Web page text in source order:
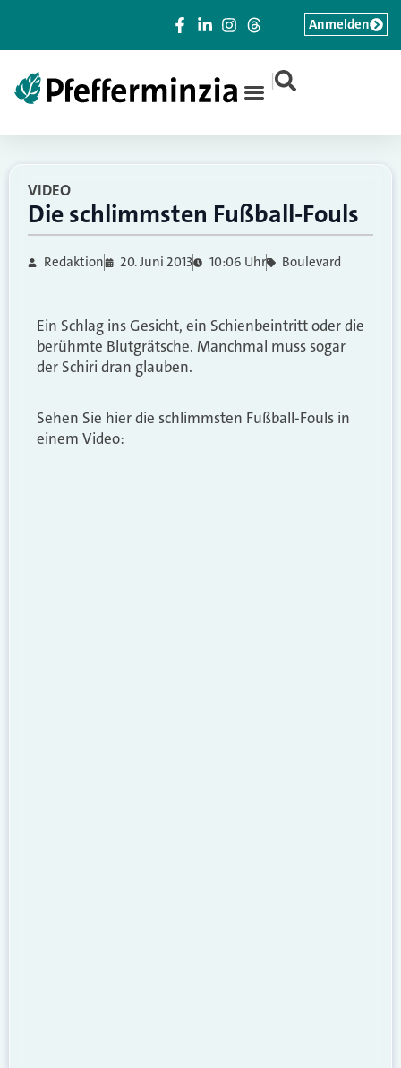
|
Anmelden
VIDEO
Die schlimmsten Fußball-Fouls
Redaktion 20. Juni 2013 10:06 Uhr Boulevard
Ein Schlag ins Gesicht, ein Schienbeintritt oder die
berühmte Blutgrätsche. Manchmal muss sogar
der Schiri dran glauben.
Sehen Sie hier die schlimmsten Fußball-Fouls in
einem Video: